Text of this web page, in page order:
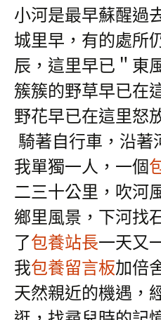
小河是最早蘇醒過
城里早，有的處所
辰，這里早已＂東
簇簇的野草早已在
野花早已在這里怒
騎著自行車，沿著
我單獨一人，一個
二三十公里，吹河
鄉里風景，下河找
了包養站長一天又
我包養留言板加倍
天然親近的機遇，